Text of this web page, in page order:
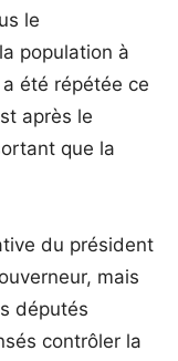
le
population à
été répétée ce
après le
que la
du président
mais
députés
contrôler la